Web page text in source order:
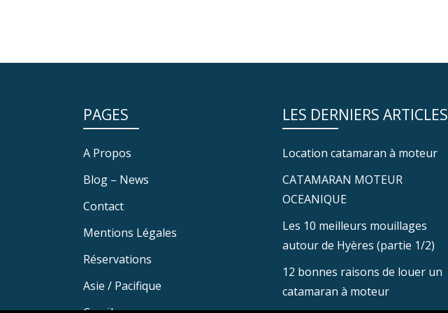
PAGES
A Propos
Blog – News
Contact
Mentions Légales
Réservations
Asie / Pacifique
LES DERNIERS ARTICLES
Location catamaran à moteur
CATAMARAN MOTEUR
OCEANIQUE
Les 10 meilleurs mouillages
autour de Hyères (partie 1/2)
12 bonnes raisons de louer un
catamaran à moteur